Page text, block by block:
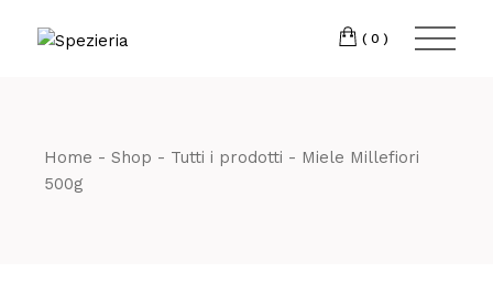
(0)
Home Shop Tutti i prodotti
Miele Millefiori
500g
Telefono